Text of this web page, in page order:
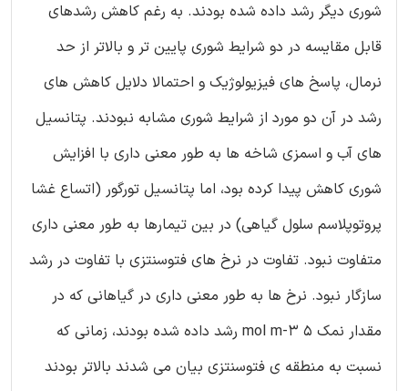
شوری دیگر رشد داده شده بودند. به رغم کاهش رشدهای
قابل مقایسه در دو شرایط شوری پایین تر و بالاتر از حد
نرمال، پاسخ های فیزیولوژیک و احتمالا دلایل کاهش های
رشد در آن دو مورد از شرایط شوری مشابه نبودند. پتانسیل
های آب و اسمزی شاخه ها به طور معنی داری با افزایش
شوری کاهش پیدا کرده بود، اما پتانسیل تورگور (اتساع غشا
پروتوپلاسم سلول گیاهی) در بین تیمارها به طور معنی داری
متفاوت نبود. تفاوت در نرخ های فتوسنتزی با تفاوت در رشد
سازگار نبود. نرخ ها به طور معنی داری در گیاهانی که در
مقدار نمک mol m-3 5 رشد داده شده بودند، زمانی که
نسبت به منطقه ی فتوسنتزی بیان می شدند بالاتر بودند